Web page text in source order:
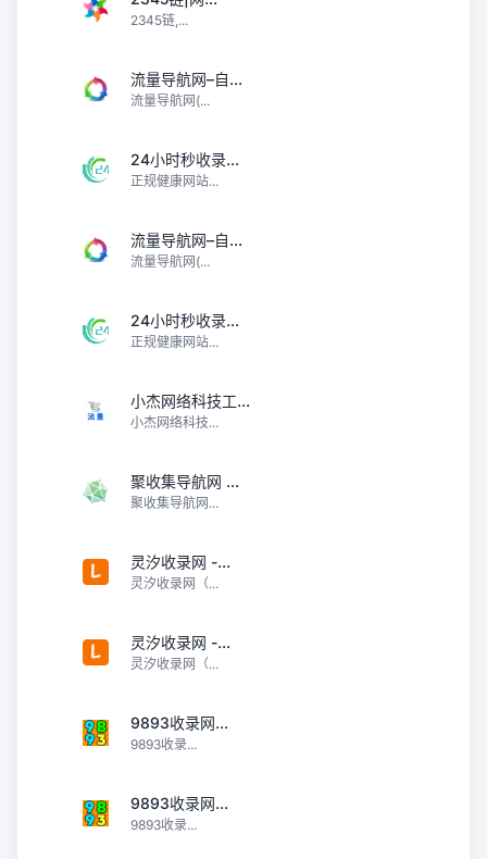
2345链,...
流量导航网–自...
流量导航网(...
24小时秒收录...
正规健康网站...
流量导航网–自...
流量导航网(...
24小时秒收录...
正规健康网站...
小杰网络科技工...
小杰网络科技...
聚收集导航网 ...
聚收集导航网...
灵汐收录网 -...
灵汐收录网（...
灵汐收录网 -...
灵汐收录网（...
9893收录网...
9893收录...
9893收录网...
9893收录...